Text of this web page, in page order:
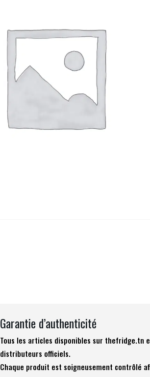
Garantie d’authenticité
Tous les articles disponibles sur thefridge.tn
distributeurs officiels.
Chaque produit est soigneusement contrôlé